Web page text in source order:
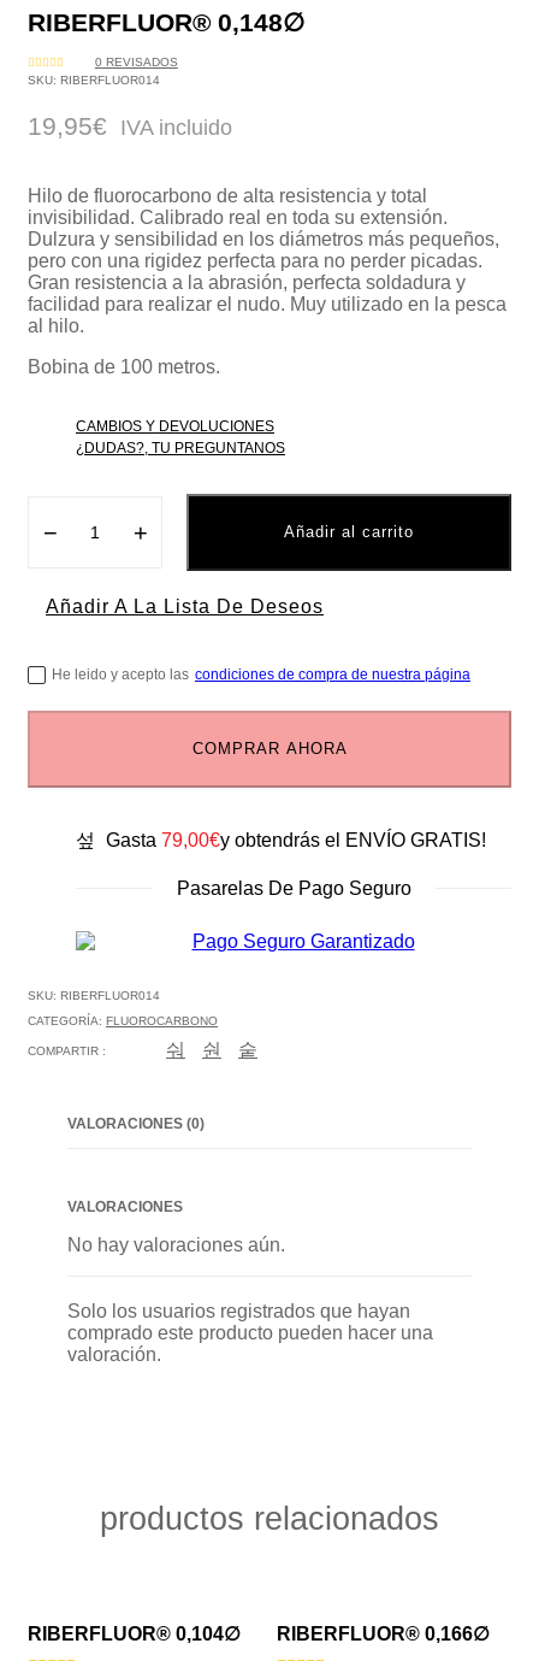
RIBERFLUOR® 0,148∅
VALORADO
5
0 REVISADOS
SKU: RIBERFLUOR014
19,95€ IVA incluido
Hilo de fluorocarbono de alta resistencia y total
invisibilidad. Calibrado real en toda su extensión.
Dulzura y sensibilidad en los diámetros más pequeños,
pero con una rigidez perfecta para no perder picadas.
Gran resistencia a la abrasión, perfecta soldadura y
facilidad para realizar el nudo. Muy utilizado en la pesca
al hilo.
Bobina de 100 metros.
CAMBIOS Y DEVOLUCIONES
¿DUDAS?, TU PREGUNTANOS
− + Añadir al carrito
Añadir A La Lista De Deseos
He leido y acepto las condiciones de compra de nuestra página
COMPRAR AHORA
Gasta 79,00€y obtendrás el ENVÍO GRATIS!
Pasarelas De Pago Seguro
SKU: RIBERFLUOR014
CATEGORÍA: FLUOROCARBONO
COMPARTIR :
VALORACIONES (0)
VALORACIONES
No hay valoraciones aún.
Solo los usuarios registrados que hayan
comprado este producto pueden hacer una
valoración.
productos relacionados
RIBERFLUOR® 0,104∅ RIBERFLUOR® 0,166∅